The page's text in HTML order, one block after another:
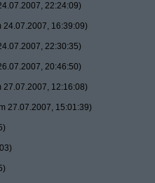
22:24:09)
24.07.2007, 16:39:09)
22:30:35)
20:46:50)
27.07.2007, 12:16:08)
27.07.2007, 15:01:39)